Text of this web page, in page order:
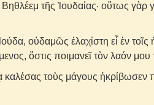
Βηθλέεμ τῆς Ἰουδαίας· οὕτως γὰρ
οὐδαμῶς ἐλαχίστη εἶ ἐν τοῖς
ὅστις ποιμανεῖ τὸν λαόν μου
τοὺς μάγους ἠκρίβωσεν